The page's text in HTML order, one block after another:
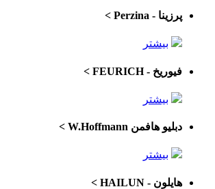
پرزینا - Perzina >
بیشتر
فیوریخ - FEURICH >
بیشتر
دبلیو هافمن W.Hoffmann >
بیشتر
هایلون - HAILUN >